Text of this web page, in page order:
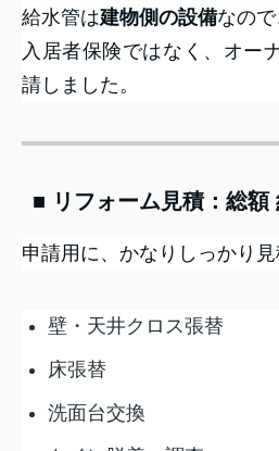
給水管は建物側の設備なので
入居者保険ではなく、オー
請しました。
■ リフォーム見積：総額
申請用に、かなりしっかり見
壁・天井クロス張替
床張替
洗面台交換